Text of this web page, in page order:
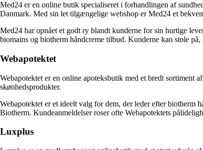
Med24 er en online butik specialiseret i forhandlingen af
Danmark. Med sin let tilgængelige webshop er Med24 et
Med24 har opnået et godt ry blandt kunderne for sin hurtige
biomains og biotherm håndcreme tilbud. Kunderne kan stole
Webapotektet
Webapotektet er en online apoteksbutik med et bredt sortiment
skønhedsprodukter.
Webapotektet er et ideelt valg for dem, der leder efter
Biotherm. Kundeanmeldelser roser ofte Webapotektets
Luxplus